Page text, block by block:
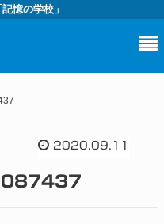
憶の学校」
2020.09.11